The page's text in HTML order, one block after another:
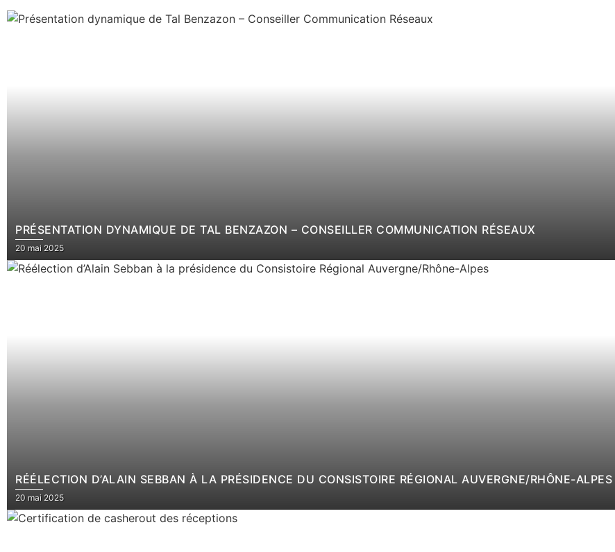
PRÉSENTATION DYNAMIQUE DE TAL BENZAZON – CONSEILLER COMMUNICATION RÉSEAUX
20 mai 2025
RÉÉLECTION D’ALAIN SEBBAN À LA PRÉSIDENCE DU CONSISTOIRE RÉGIONAL AUVERGNE/RHÔNE-ALPES
20 mai 2025